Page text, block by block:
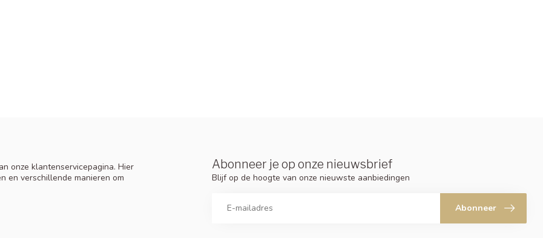
onze klantenservicepagina. Hier
en verschillende manieren om
Abonneer je op onze nieuwsbrief
Blijf op de hoogte van onze nieuwste aanbiedingen
Abonneer